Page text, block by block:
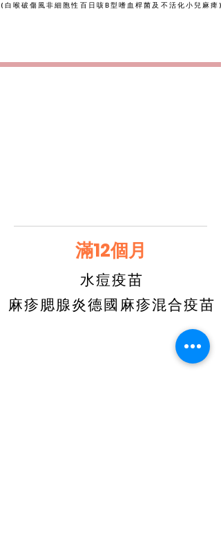
(白喉破傷風非細胞性百日咳B型嗜血桿菌及不活化小兒麻痺)
滿12個月
水痘疫苗
麻疹腮腺炎德國麻疹混合疫苗